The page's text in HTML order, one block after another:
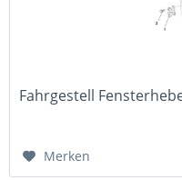
Fahrgestell
Merken